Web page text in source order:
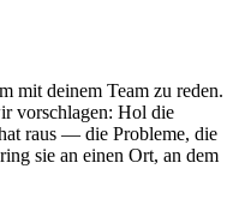
mit deinem Team zu reden.
vorschlagen: Hol die
raus — die Probleme, die
sie an einen Ort, an dem